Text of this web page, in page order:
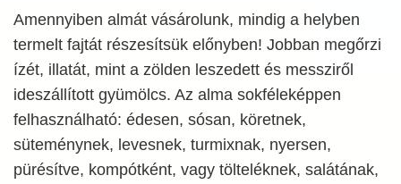
Amennyiben almát vásárolunk, mindig a helyben
termelt fajtát részesítsük előnyben! Jobban megőrzi
ízét, illatát, mint a zölden leszedett és messziről
ideszállított gyümölcs. Az alma sokféleképpen
felhasználható: édesen, sósan, köretnek,
süteménynek, levesnek, turmixnak, nyersen,
pürésítve, kompótként, vagy tölteléknek, salátának,